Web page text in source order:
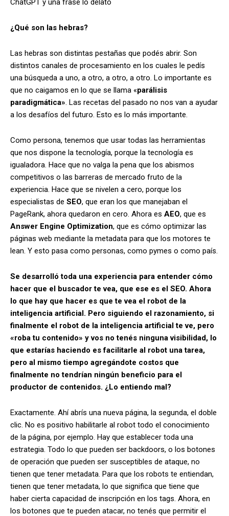
ChatGPT y una frase lo delató
¿Qué son las hebras?
Las hebras son distintas pestañas que podés abrir. Son
distintos canales de procesamiento en los cuales le pedís
una búsqueda a uno, a otro, a otro, a otro. Lo importante es
que no caigamos en lo que se llama «parálisis
paradigmática». Las recetas del pasado no nos van a ayudar
a los desafíos del futuro. Esto es lo más importante.
Como persona, tenemos que usar todas las herramientas
que nos dispone la tecnología, porque la tecnología es
igualadora. Hace que no valga la pena que los abismos
competitivos o las barreras de mercado fruto de la
experiencia. Hace que se nivelen a cero, porque los
especialistas de SEO, que eran los que manejaban el
PageRank, ahora quedaron en cero. Ahora es AEO, que es
Answer Engine Optimization, que es cómo optimizar las
páginas web mediante la metadata para que los motores te
lean. Y esto pasa como personas, como pymes o como país.
Se desarrolló toda una experiencia para entender cómo
hacer que el buscador te vea, que ese es el SEO. Ahora
lo que hay que hacer es que te vea el robot de la
inteligencia artificial. Pero siguiendo el razonamiento, si
finalmente el robot de la inteligencia artificial te ve, pero
«roba tu contenido» y vos no tenés ninguna visibilidad, lo
que estarías haciendo es facilitarle al robot una tarea,
pero al mismo tiempo agregándote costos que
finalmente no tendrían ningún beneficio para el
productor de contenidos. ¿Lo entiendo mal?
Exactamente. Ahí abrís una nueva página, la segunda, el doble
clic. No es positivo habilitarle al robot todo el conocimiento
de la página, por ejemplo. Hay que establecer toda una
estrategia. Todo lo que pueden ser backdoors, o los botones
de operación que pueden ser susceptibles de ataque, no
tienen que tener metadata. Para que los robots te entiendan,
tienen que tener metadata, lo que significa que tiene que
haber cierta capacidad de inscripción en los tags. Ahora, en
los botones que te pueden atacar, no tenés que permitir el